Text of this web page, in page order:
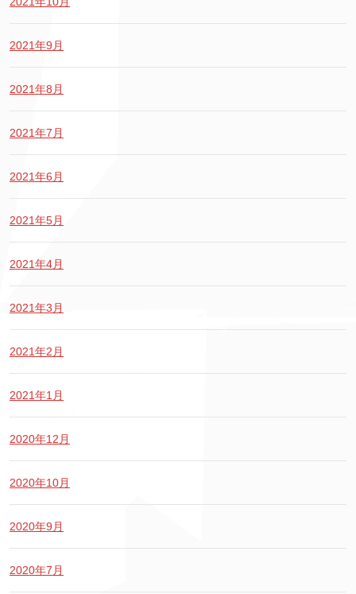
2021年9月
2021年8月
2021年7月
2021年6月
2021年5月
2021年4月
2021年3月
2021年2月
2021年1月
2020年12月
2020年10月
2020年9月
2020年7月